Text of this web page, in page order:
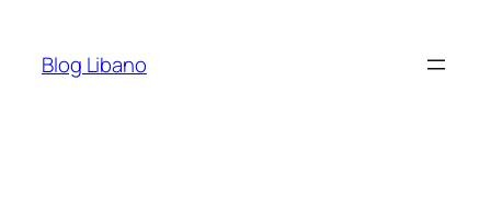
Blog Libano